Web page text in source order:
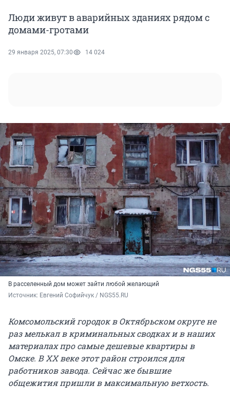
Люди живут в аварийных зданиях рядом с
домами-гротами
29 января 2025, 07:30 14 024
В расселенный дом может зайти любой желающий
Источник: Евгений Софийчук / NGS55.RU
Комсомольский городок в Октябрьском округе не
раз мелькал в криминальных сводках и в наших
материалах про самые дешевые квартиры в
Омске. В XX веке этот район строился для
работников завода. Сейчас же бывшие
общежития пришли в максимальную ветхость.